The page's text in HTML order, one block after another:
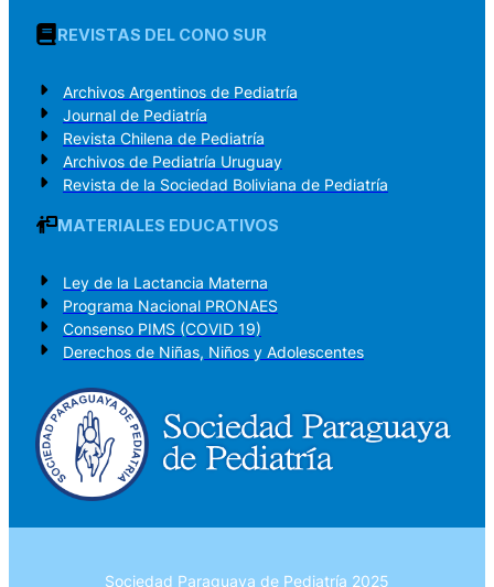
REVISTAS DEL CONO SUR
Archivos Argentinos de Pediatría
Journal de Pediatría
Revista Chilena de Pediatría
Archivos de Pediatría Uruguay
Revista de la Sociedad Boliviana de Pediatría
MATERIALES EDUCATIVOS
Ley de la Lactancia Materna
Programa Nacional PRONAES
Consenso PIMS (COVID 19)
Derechos de Niñas, Niños y Adolescentes
Sociedad Paraguaya de Pediatría 2025